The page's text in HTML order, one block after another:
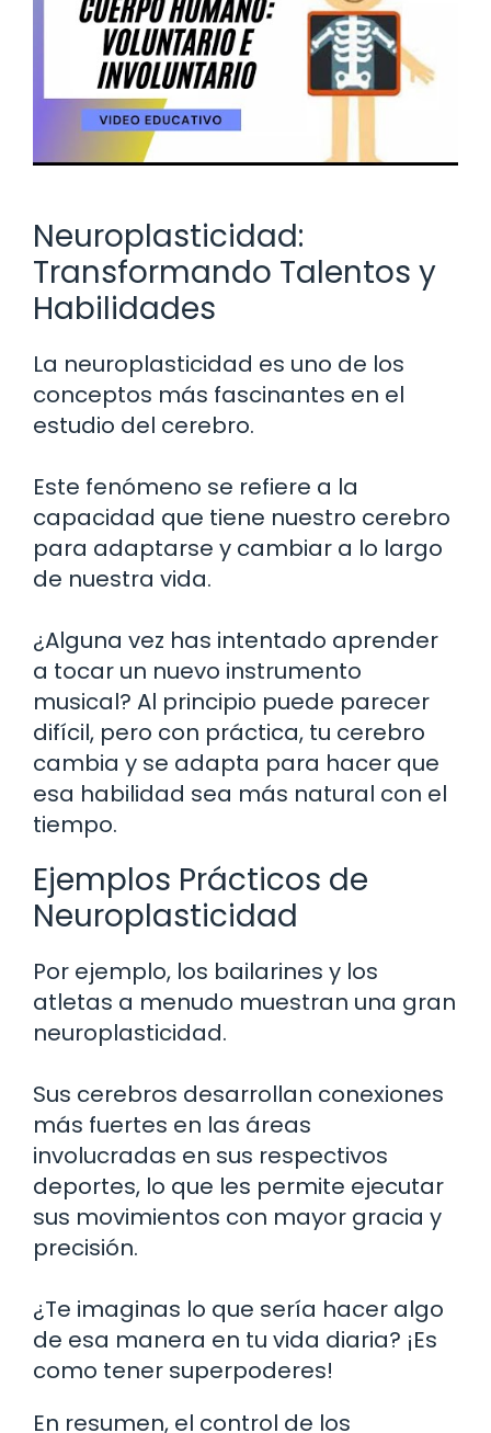
Neuroplasticidad:
Transformando Talentos y
Habilidades
La neuroplasticidad es uno de los
conceptos más fascinantes en el
estudio del cerebro.
Este fenómeno se refiere a la
capacidad que tiene nuestro cerebro
para adaptarse y cambiar a lo largo
de nuestra vida.
¿Alguna vez has intentado aprender
a tocar un nuevo instrumento
musical? Al principio puede parecer
difícil, pero con práctica, tu cerebro
cambia y se adapta para hacer que
esa habilidad sea más natural con el
tiempo.
Ejemplos Prácticos de
Neuroplasticidad
Por ejemplo, los bailarines y los
atletas a menudo muestran una gran
neuroplasticidad.
Sus cerebros desarrollan conexiones
más fuertes en las áreas
involucradas en sus respectivos
deportes, lo que les permite ejecutar
sus movimientos con mayor gracia y
precisión.
¿Te imaginas lo que sería hacer algo
de esa manera en tu vida diaria? ¡Es
como tener superpoderes!
En resumen, el control de los